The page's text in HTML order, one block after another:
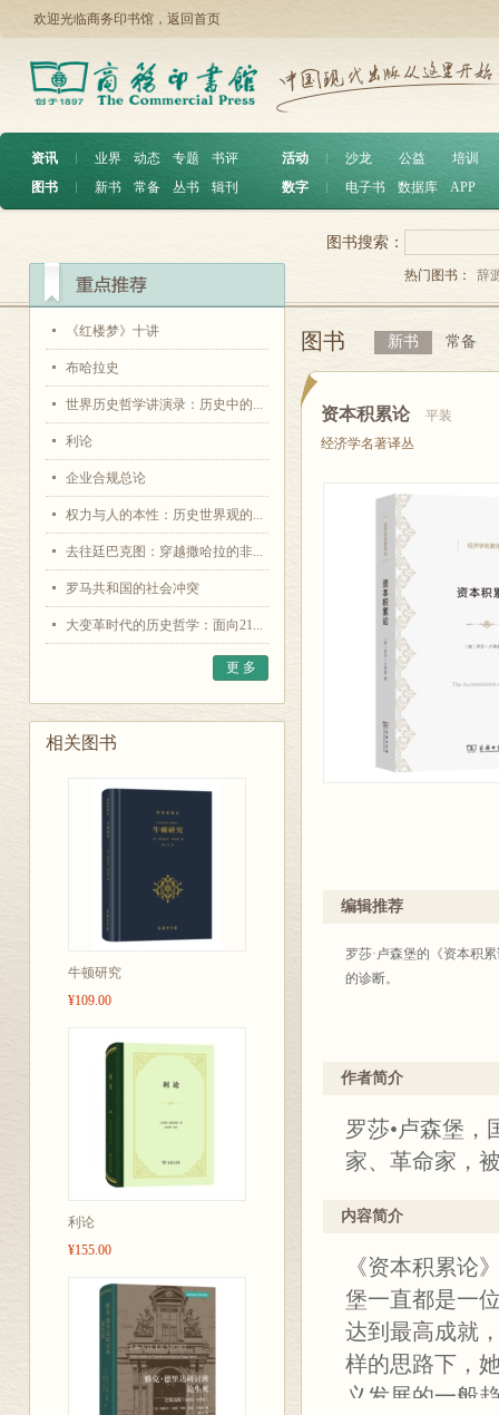
欢迎光临商务印书馆， 返回首页
资讯 ︱ 业界 动态 专题
书评
图书
︱ 新书 常备 丛书 辑刊
活动 沙龙 公益
培训
数字
电子书 数据库 APP
《红楼梦》十讲
布哈拉史
世界历史哲学讲演录：历史中的...
利论
企业合规总论
权力与人的本性：历史世界观的...
去往廷巴克图：穿越撒哈拉的非...
罗马共和国的社会冲突
大变革时代的历史哲学：面向21...
更 多
相关图书
牛顿研究
¥109.00
利论
¥155.00
图书搜索：
热门图书： 辞
图书 新书 常备
资本积累论
平装
经济学名著译丛
编辑推荐
罗莎·卢森堡的《资本积
的诊断。
作者简介
罗莎•卢森堡
家、革命家，
内容简介
《资本积累论
堡一直都是一
达到最高成就
样的思路下，
义发展的一般